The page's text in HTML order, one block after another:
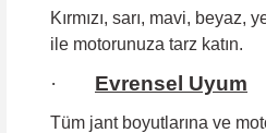
Kırmızı, sarı, mavi, beyaz,
ile motorunuza tarz katın.
· Evrensel Uyum
Tüm jant boyutlarına ve